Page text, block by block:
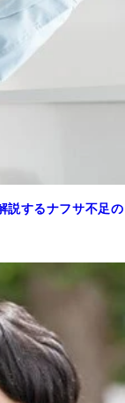
説するナフサ不足の